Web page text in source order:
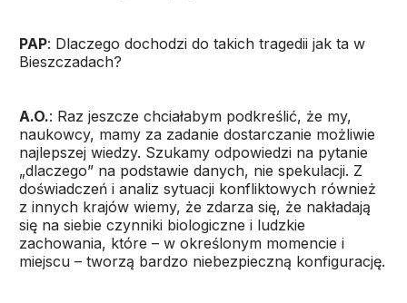
PAP: Dlaczego dochodzi do takich tragedii jak ta w
Bieszczadach?
A.O.: Raz jeszcze chciałabym podkreślić, że my,
naukowcy, mamy za zadanie dostarczanie możliwie
najlepszej wiedzy. Szukamy odpowiedzi na pytanie
„dlaczego” na podstawie danych, nie spekulacji. Z
doświadczeń i analiz sytuacji konfliktowych również
z innych krajów wiemy, że zdarza się, że nakładają
się na siebie czynniki biologiczne i ludzkie
zachowania, które – w określonym momencie i
miejscu – tworzą bardzo niebezpieczną konfigurację.